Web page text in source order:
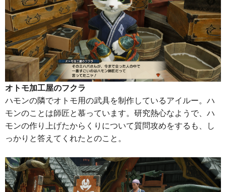
オトモ加工屋のフクラ
ハモンの隣でオトモ用の武具を制作しているアイルー。ハ
モンのことは師匠と慕っています。研究熱心なようで、ハ
モンの作り上げたからくりについて質問攻めをするも、し
っかりと答えてくれたとのこと。